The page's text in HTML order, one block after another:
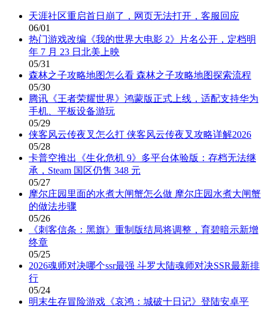
天涯社区重启首日崩了，网页无法打开，客服回应
06/01
热门游戏改编《我的世界大电影 2》片名公开，定档明
年 7 月 23 日北美上映
05/31
森林之子攻略地图怎么看 森林之子攻略地图探索流程
05/30
腾讯《王者荣耀世界》鸿蒙版正式上线，适配支持华为
手机、平板设备游玩
05/29
侠客风云传夜叉怎么打 侠客风云传夜叉攻略详解2026
05/28
卡普空推出《生化危机 9》多平台体验版：存档无法继
承，Steam 国区仍售 348 元
05/27
摩尔庄园里面的水煮大闸蟹怎么做 摩尔庄园水煮大闸蟹
的做法步骤
05/26
《刺客信条：黑旗》重制版结局将调整，育碧暗示新增
终章
05/25
2026魂师对决哪个ssr最强 斗罗大陆魂师对决SSR最新排
行
05/24
明末生存冒险游戏《哀鸿：城破十日记》登陆安卓平